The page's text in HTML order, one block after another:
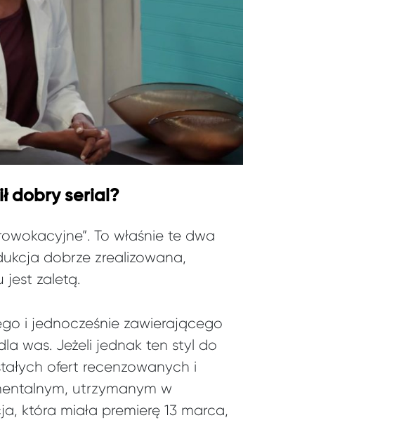
dobry serial?
To właśnie te dwa
dobrze zrealizowana,
jest zaletą.
i jednocześnie zawierającego
was. Jeżeli jednak ten styl do
ofert recenzowanych i
utrzymanym w
która miała premierę 13 marca,